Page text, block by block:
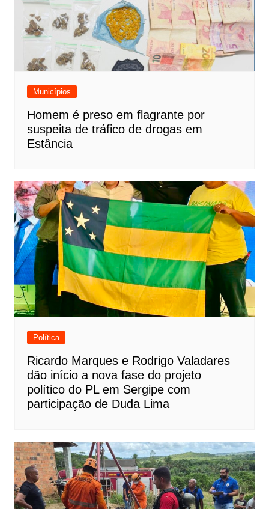
Municípios
Homem é preso em flagrante por
suspeita de tráfico de drogas em
Estância
Política
Ricardo Marques e Rodrigo Valadares
dão início a nova fase do projeto
político do PL em Sergipe com
participação de Duda Lima